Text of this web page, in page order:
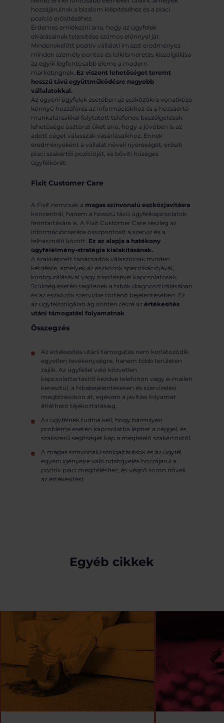
hozzájárulnak a bizalom kiépítéséhez és a piaci
pozíció erősítéséhez.
Érdemes emlékezni arra, hogy az ügyfelek
elvárásainak teljesítése számos előnnyel jár.
Mindenekelőtt pozitív vállalati imázst eredményez –
minden személy pontos és lelkiismeretes kiszolgálása
az egyik legfontosabb eleme a modern
marketingnek. Ez viszont lehetőséget teremt
hosszú távú együttműködésre nagyobb
vállalatokkal.
Az egyéni ügyfelek esetében az eszközökre vonatkozó
könnyű hozzáférés az információkhoz és a hozzáértő
munkatársakkal folytatott telefonos beszélgetések
lehetősége ösztönzi őket arra, hogy a jövőben is az
adott céget válasszák vásárlásaikhoz. Ennek
eredményeként a vállalat növeli nyereségét, erősíti
piaci szakértői pozícióját, és bővíti hűséges
ügyfélkörét.
Fixit Customer Care
A Fixit nemcsak a magas színvonalú eszközjavításra
koncentrál, hanem a hosszú távú ügyfélkapcsolatok
fenntartására is. A Fixit Customer Care részleg az
információcserére összpontosít a szerviz és a
felhasználó között. Ez az alapja a hatékony
ügyfélélmény-stratégia kialakításának.
A szakképzett tanácsadók válaszolnak minden
kérdésre, amelyek az eszközök specifikációjával,
konfigurálásával vagy frissítésével kapcsolatosak.
Szükség esetén segítenek a hibák diagnosztizálásában
és az eszközök szervizbe történő bejelentésében. Ez
az ügyfélszolgálati ág szintén része azértékesítés
utáni támogatási folyamatnak.
Összegzés
Az értékesítés utáni támogatás nem korlátozódik
egyetlen tevékenységre, hanem több területen
zajlik. Az ügyféllel való közvetlen
kapcsolattartástól kezdve telefonon vagy e-mailen
keresztül, a hibabejelentéseken és szervizelési
megbízásokon át, egészen a javítási folyamat
átlátható tájékoztatásáig.
Az ügyfélnek tudnia kell, hogy bármilyen
probléma esetén kapcsolatba léphet a céggel, és
szakszerű segítséget kap a megfelelő szakértőktől.
A magas színvonalú szolgáltatások és az ügyfél
egyéni igényeire való odafigyelés hozzájárul a
pozitív piaci megítéléshez, és végső soron növeli
az értékesítést.
Egyéb cikkek